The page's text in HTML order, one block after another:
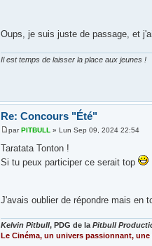
Oups, je suis juste de passage, et
Il est temps de laisser la place aux jeunes !
Re: Concours "Été"
parPITBULL » Lun Sep 09, 2024 22:54
Taratata Tonton !
Si tu peux participer ce serait top
J'avais oublier de répondre mais en
Kelvin Pitbull, PDG de la Pitbull
Le Cinéma, un univers passionnant,